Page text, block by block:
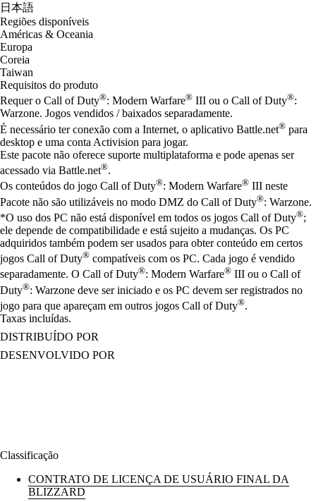
日本語
Regiões disponíveis
Américas & Oceania
Europa
Coreia
Taiwan
Requisitos do produto
Requer o Call of Duty®: Modern Warfare® III ou o Call of Duty®:
Warzone. Jogos vendidos / baixados separadamente.
É necessário ter conexão com a Internet, o aplicativo Battle.net® para
desktop e uma conta Activision para jogar.
Este pacote não oferece suporte multiplataforma e pode apenas ser
acessado via Battle.net®.
Os conteúdos do jogo Call of Duty®: Modern Warfare® III neste
Pacote não são utilizáveis no modo DMZ do Call of Duty®: Warzone.
*O uso dos PC não está disponível em todos os jogos Call of Duty®;
ele depende de compatibilidade e está sujeito a mudanças. Os PC
adquiridos também podem ser usados para obter conteúdo em certos
jogos Call of Duty® compatíveis com os PC. Cada jogo é vendido
separadamente. O Call of Duty®: Modern Warfare® III ou o Call of
Duty®: Warzone deve ser iniciado e os PC devem ser registrados no
jogo para que apareçam em outros jogos Call of Duty®.
Taxas incluídas.
DISTRIBUÍDO POR
DESENVOLVIDO POR
Classificação
CONTRATO DE LICENÇA DE USUÁRIO FINAL DA
BLIZZARD